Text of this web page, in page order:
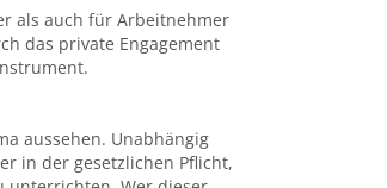
als auch für Arbeitnehmer
das private Engagement
aussehen. Unabhängig
in der gesetzlichen Pflicht,